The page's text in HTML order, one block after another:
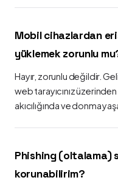
Mobil cihazlardan
yüklemek zorunlu
Hayır, zorunlu değildir.
web tarayıcınız
akıcılığında ve donma
Phishing (oltalama)
korunabilirim?